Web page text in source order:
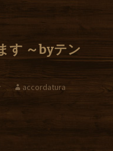
す ～byテン
accordatura